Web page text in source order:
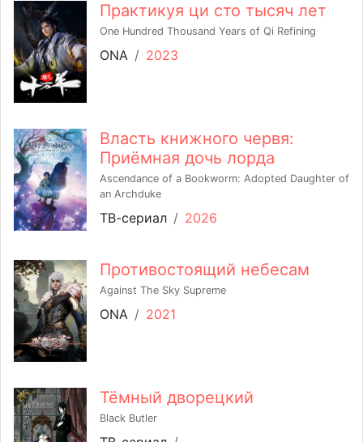
Практикуя ци сто тысяч лет
One Hundred Thousand Years of Qi Refining
ONA / 2023
Власть книжного червя:
Приёмная дочь лорда
Ascendance of a Bookworm: Adopted Daughter of
an Archduke
ТВ-сериал / 2026
Противостоящий небесам
Against The Sky Supreme
ONA / 2021
Тёмный дворецкий
Black Butler